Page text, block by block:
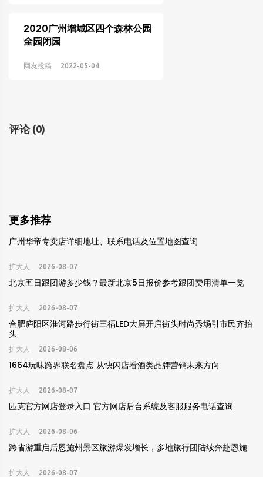
2020广州增城区四个森林公园
全园闭园
网友投稿 2022-05-04
评论 (0)
更多推荐
广州华帝专卖店详细地址、联系电话及位置地图查询
扩大人 2026-08-07
北京五日跟团游多少钱？最新北京5日报价参考跟团费用清单一览
扩大人 2026-08-07
合肥庐阳区淮河路步行街三福LED大屏开启街头时尚秀场引市民齐抬
头
扩大人 2026-08-06
1664玩味跨界联名盘点 从快闪店看酒类品牌营销未来方向
扩大人 2026-08-07
匹克官方网店登录入口 官方网店后台系统及客服服务电话查询
扩大人 2026-08-06
跨省游重启后恩施州景区旅游爆发增长，多地旅行团陆续奔赴恩施
扩大人 2026-08-07